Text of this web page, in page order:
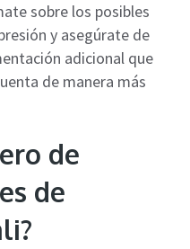
sobre los posibles
y asegúrate de
adicional que
de manera más
de
de